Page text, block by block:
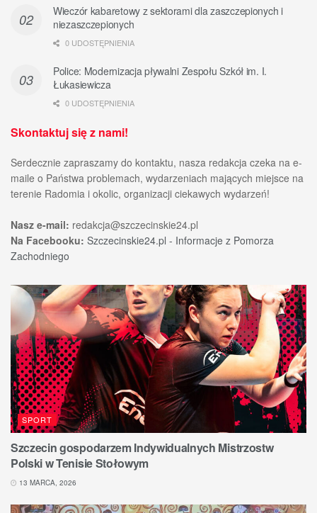
Wieczór kabaretowy z sektorami dla zaszczepionych i
niezaszczepionych
0 UDOSTĘPNIENIA
Police: Modernizacja pływalni Zespołu Szkół im. I.
Łukasiewicza
0 UDOSTĘPNIENIA
Skontaktuj się z nami!
Serdecznie zapraszamy do kontaktu, nasza redakcja czeka na e-
maile o Państwa problemach, wydarzeniach mających miejsce na
terenie Radomia i okolic, organizacji ciekawych wydarzeń!
Nasz e-mail: redakcja@szczecinskie24.pl
Na Facebooku: Szczecinskie24.pl - Informacje z Pomorza
Zachodniego
SPORT
Szczecin gospodarzem Indywidualnych Mistrzostw
Polski w Tenisie Stołowym
13 MARCA, 2026